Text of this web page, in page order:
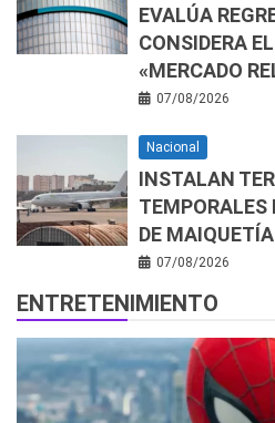
EVALÚA
CONSIDERA
«MERCADO
07/08/2026
Nacional
INSTALAN
TEMPORALES
DE MAIQUETÍA
07/08/2026
ENTRETENIMIENTO